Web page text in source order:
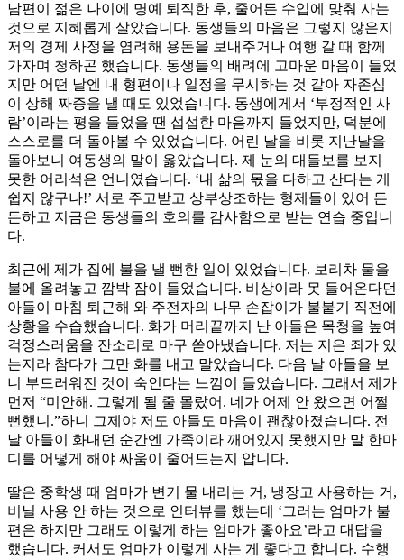
남편이 젊은 나이에 명예 퇴직한 후, 줄어든 수입에 맞춰 사는
것으로 지혜롭게 살았습니다. 동생들의 마음은 그렇지 않은지
저의 경제 사정을 염려해 용돈을 보내주거나 여행 갈 때 함께
가자며 청하곤 했습니다. 동생들의 배려에 고마운 마음이 들었
지만 어떤 날엔 내 형편이나 일정을 무시하는 것 같아 자존심
이 상해 짜증을 낼 때도 있었습니다. 동생에게서 ‘부정적인 사
람’이라는 평을 들었을 땐 섭섭한 마음까지 들었지만, 덕분에
스스로를 더 돌아볼 수 있었습니다. 어린 날을 비롯 지난날을
돌아보니 여동생의 말이 옳았습니다. 제 눈의 대들보를 보지
못한 어리석은 언니였습니다. ‘내 삶의 몫을 다하고 산다는 게
쉽지 않구나!’ 서로 주고받고 상부상조하는 형제들이 있어 든
든하고 지금은 동생들의 호의를 감사함으로 받는 연습 중입니
다.
최근에 제가 집에 불을 낼 뻔한 일이 있었습니다. 보리차 물을
불에 올려놓고 깜박 잠이 들었습니다. 비상이라 못 들어온다던
아들이 마침 퇴근해 와 주전자의 나무 손잡이가 불붙기 직전에
상황을 수습했습니다. 화가 머리끝까지 난 아들은 목청을 높여
걱정스러움을 잔소리로 마구 쏟아냈습니다. 저는 지은 죄가 있
는지라 참다가 그만 화를 내고 말았습니다. 다음 날 아들을 보
니 부드러워진 것이 숙인다는 느낌이 들었습니다. 그래서 제가
먼저 “미안해. 그렇게 될 줄 몰랐어. 네가 어제 안 왔으면 어쩔
뻔했니.”하니 그제야 저도 아들도 마음이 괜찮아졌습니다. 전
날 아들이 화내던 순간엔 가족이라 깨어있지 못했지만 말 한마
디를 어떻게 해야 싸움이 줄어드는지 압니다.
딸은 중학생 때 엄마가 변기 물 내리는 거, 냉장고 사용하는 거,
비닐 사용 안 하는 것으로 인터뷰를 했는데 ‘그러는 엄마가 불
편은 하지만 그래도 이렇게 하는 엄마가 좋아요’라고 대답을
했습니다. 커서도 엄마가 이렇게 사는 게 좋다고 합니다. 수행